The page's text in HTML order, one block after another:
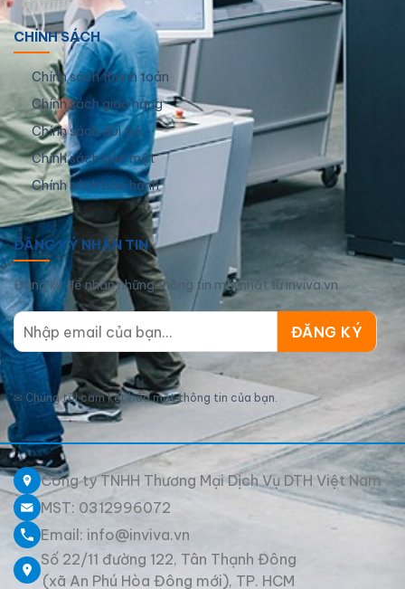
CHÍNH SÁCH
Chính sách thanh toán
Chính sách giao hàng
Chính sách đổi trả
Chính sách bảo mật
Chính sách bảo hành
ĐĂNG KÝ NHẬN TIN
Đăng ký để nhận những thông tin mới nhất từ inviva.vn
✉ Chúng tôi cam kết bảo mật thông tin của bạn.
Công ty TNHH Thương Mại Dịch Vụ DTH Việt Nam
MST: 0312996072
Email: info@inviva.vn
Số 22/11 đường 122, Tân Thạnh Đông
(xã An Phú Hòa Đông mới), TP. HCM